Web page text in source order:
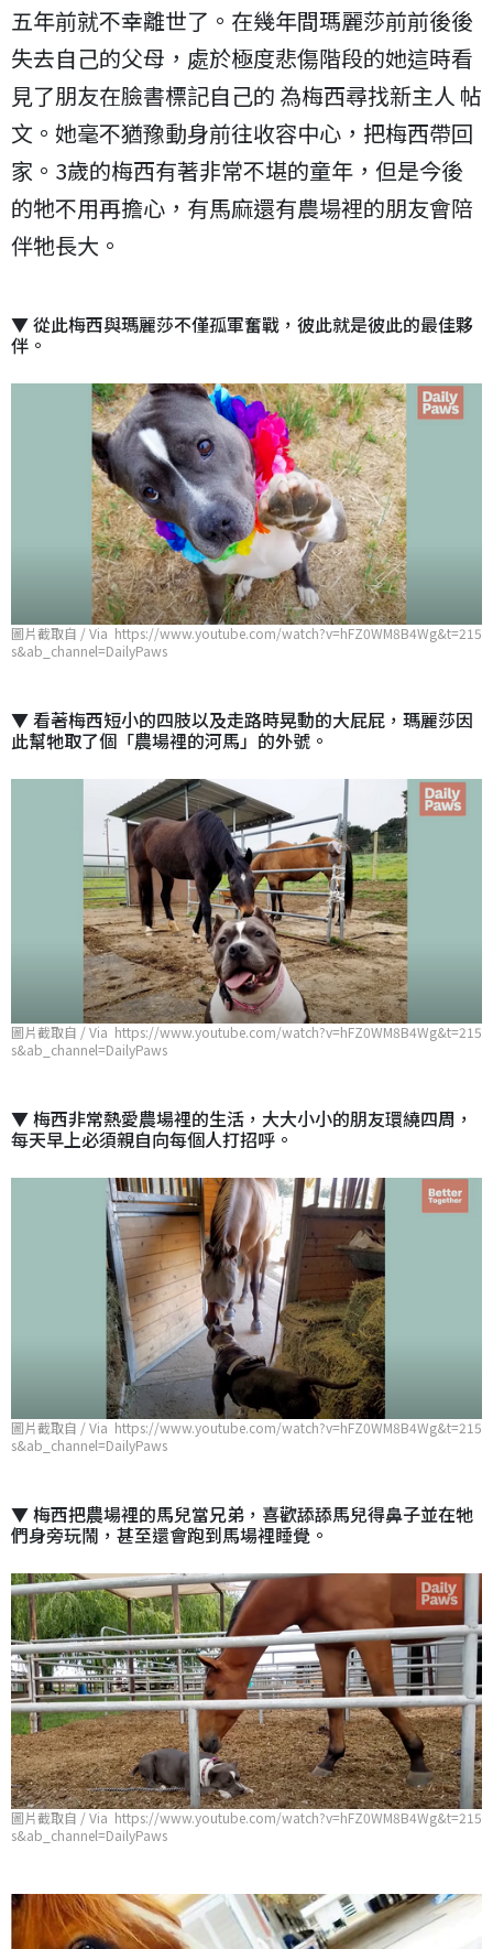
五年前就不幸離世了。在幾年間瑪麗莎前前後後
失去自己的父母，處於極度悲傷階段的她這時看
見了朋友在臉書標記自己的 為梅西尋找新主人 帖
文。她毫不猶豫動身前往收容中心，把梅西帶回
家。3歲的梅西有著非常不堪的童年，但是今後
的牠不用再擔心，有馬麻還有農場裡的朋友會陪
伴牠長大。
▼ 從此梅西與瑪麗莎不僅孤軍奮戰，彼此就是彼此的最佳夥
伴。
圖片截取自 / Via https://www.youtube.com/watch?v=hFZ0WM8B4Wg&t=215
s&ab_channel=DailyPaws
▼ 看著梅西短小的四肢以及走路時晃動的大屁屁，瑪麗莎因
此幫牠取了個「農場裡的河馬」的外號。
圖片截取自 / Via https://www.youtube.com/watch?v=hFZ0WM8B4Wg&t=215
s&ab_channel=DailyPaws
▼ 梅西非常熱愛農場裡的生活，大大小小的朋友環繞四周，
每天早上必須親自向每個人打招呼。
圖片截取自 / Via https://www.youtube.com/watch?v=hFZ0WM8B4Wg&t=215
s&ab_channel=DailyPaws
▼ 梅西把農場裡的馬兒當兄弟，喜歡舔舔馬兒得鼻子並在牠
們身旁玩鬧，甚至還會跑到馬場裡睡覺。
圖片截取自 / Via https://www.youtube.com/watch?v=hFZ0WM8B4Wg&t=215
s&ab_channel=DailyPaws